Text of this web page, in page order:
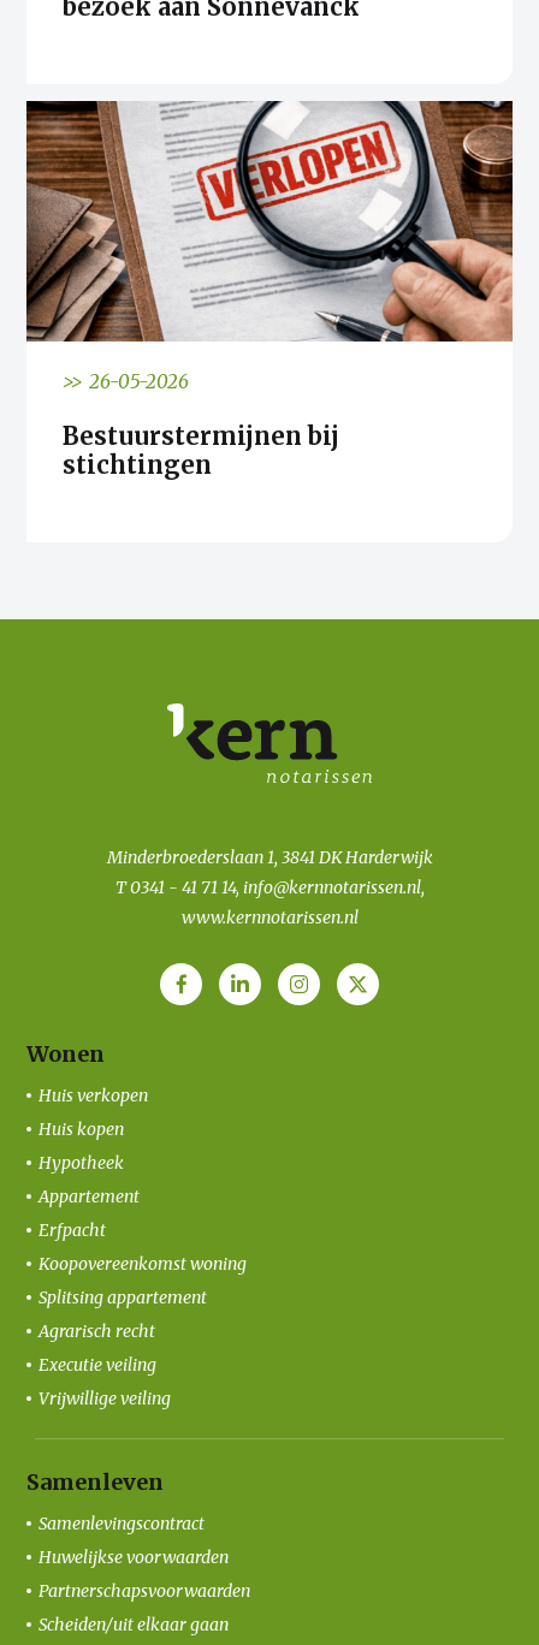
bezoek aan Sonnevanck
>> 26-05-2026
Bestuurstermijnen bij
stichtingen
Minderbroederslaan 1, 3841 DK Harderwijk
T0341 - 41 71 14, info@kernnotarissen.nl,
www.kernnotarissen.nl
Wonen
Huis verkopen
Huis kopen
Hypotheek
Appartement
Erfpacht
Koopovereenkomst woning
Splitsing appartement
Agrarisch recht
Executie veiling
Vrijwillige veiling
Samenleven
Samenlevingscontract
Huwelijkse voorwaarden
Partnerschapsvoorwaarden
Scheiden/uit elkaar gaan